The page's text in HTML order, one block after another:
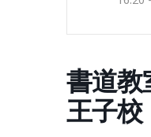
書道教
王子校